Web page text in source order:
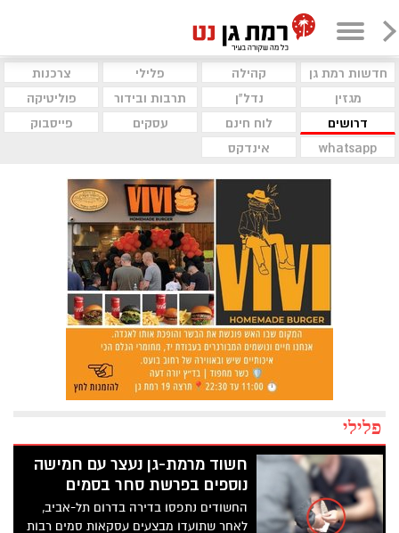
חדשות רמת גן קהילה פלילי
צרכנות
מגזין
נדל"ן תרבות ובידור
פוליטיקה
דרושים
לוח חינם עסקים
פייסבוק
whatsapp
אינדקס
פלילי
חשוד מרמת-גן נעצר עם חמישה
נוספים בפרשת סחר בסמים
החשודים נתפסו בדירה בדרום תל-אביב,
לאחר שתועדו מבצעים עסקאות סמים רבות